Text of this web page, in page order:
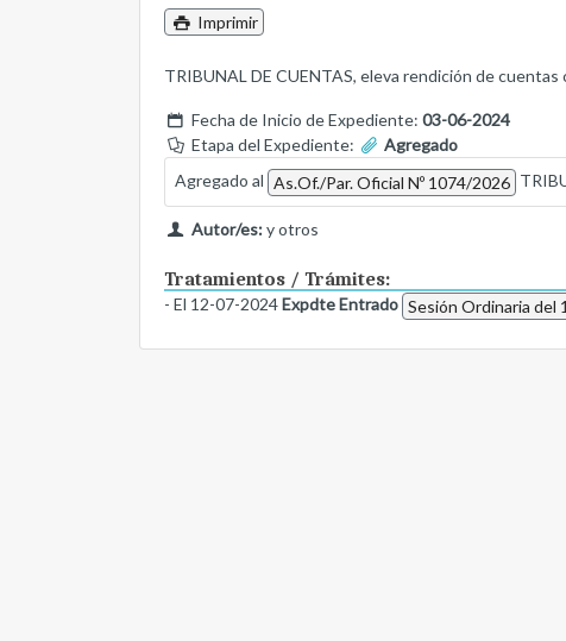
Imprimir
TRIBUNAL DE CUENTAS, eleva rendición de
Fecha de Inicio de Expediente: 03-06-2024
Etapa del Expediente:
Agregado
Agregado al As.Of./Par. Oficial Nº 1074/2026
Autor/es:y otros
Tratamientos / Trámites:
- El 12-07-2024Expdte Entrado Sesión Ordinaria del